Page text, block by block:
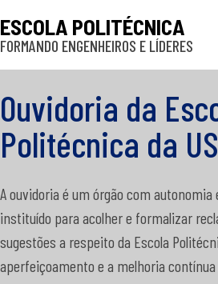
ESCOLA POLITÉCNICA
FORMANDO ENGENHEIROS E LÍDERES
Ouvidoria da
Politécnica da
A ouvidoria é um órgão com autonomia
instituído para acolher e formalizar
sugestões a respeito da Escola
aperfeiçoamento e a melhoria